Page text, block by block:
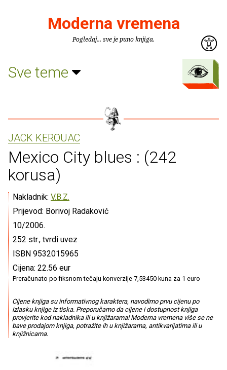
Moderna vremena
Pogledaj... sve je puno knjiga.
Sve teme
JACK KEROUAC
Mexico City blues : (242
korusa)
Nakladnik: V.B.Z.
Prijevod: Borivoj Radaković
10/2006.
252 str., tvrdi uvez
ISBN 9532015965
Cijena: 22.56 eur
Preračunato po fiksnom tečaju konverzije 7,53450 kuna za 1 euro
Cijene knjiga su informativnog karaktera, navodimo prvu cijenu po
izlasku knjige iz tiska. Preporučamo da cijene i dostupnost knjiga
provjerite kod nakladnika ili u knjižarama! Moderna vremena više se ne
bave prodajom knjiga, potražite ih u knjižarama, antikvarijatima ili u
knjižnicama.